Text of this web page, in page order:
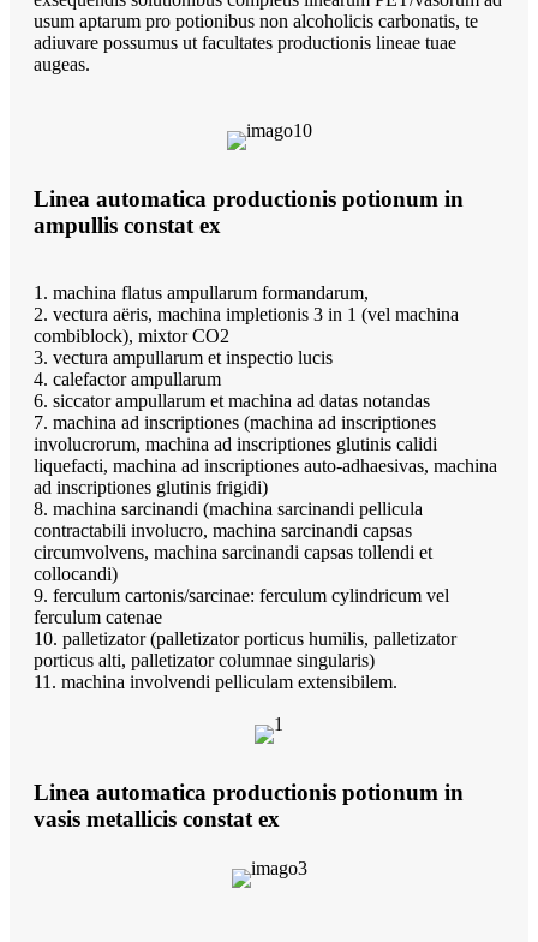
usum aptarum pro potionibus non alcoholicis carbonatis, te
adiuvare possumus ut facultates productionis lineae tuae
augeas.
Linea automatica productionis potionum in
ampullis constat ex
1. machina flatus ampullarum formandarum,
2. vectura aëris, machina impletionis 3 in 1 (vel machina
combiblock), mixtor CO2
3. vectura ampullarum et inspectio lucis
4. calefactor ampullarum
6. siccator ampullarum et machina ad datas notandas
7. machina ad inscriptiones (machina ad inscriptiones
involucrorum, machina ad inscriptiones glutinis calidi
liquefacti, machina ad inscriptiones auto-adhaesivas, machina
ad inscriptiones glutinis frigidi)
8. machina sarcinandi (machina sarcinandi pellicula
contractabili involucro, machina sarcinandi capsas
circumvolvens, machina sarcinandi capsas tollendi et
collocandi)
9. ferculum cartonis/sarcinae: ferculum cylindricum vel
ferculum catenae
10. palletizator (palletizator porticus humilis, palletizator
porticus alti, palletizator columnae singularis)
11. machina involvendi pelliculam extensibilem.
Linea automatica productionis potionum in
vasis metallicis constat ex